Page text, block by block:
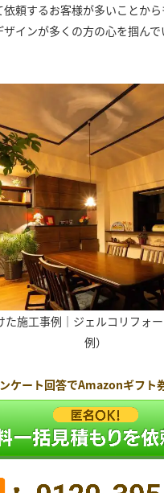
頼するお客様が多いことか
ザインが多くの方の心を掴ん
た施工事例｜ジェルコリフォ
例）
ケート回答でAmazonギフト